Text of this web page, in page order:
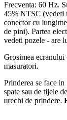
Frecventa: 60 Hz.
45% NTSC (vedeti
conector cu
de pini). Partea
vedeti pozele - are
Grosimea ecranului
masuratori.
Prinderea se face
spate sau de tijele
urechi de prindere.